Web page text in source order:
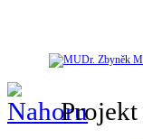
Projekt